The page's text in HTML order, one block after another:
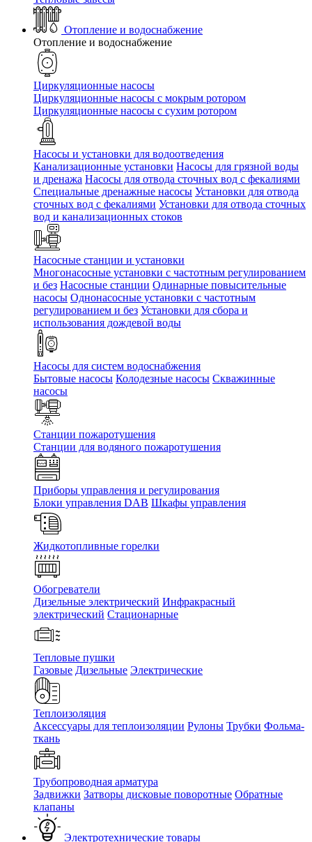
Отопление и водоснабжение
Отопление и водоснабжение
Циркуляционные насосы
Циркуляционные насосы с мокрым ротором
Циркуляционные насосы с сухим ротором
Насосы и установки для водоотведения
Канализационные установки Насосы для грязной воды
и дренажа Насосы для отвода сточных вод c фекалиями
Специальные дренажные насосы Установки для отвода
сточных вод c фекалиями Установки для отвода сточных
вод и канализационных стоков
Насосные станции и установки
Многонасосные установки с частотным регулированием
и без Насосные станции Одинарные повысительные
насосы Однонасосные установки с частотным
регулированием и без Установки для сбора и
использования дождевой воды
Насосы для систем водоснабжения
Бытовые насосы Колодезные насосы Скважинные
насосы
Станции пожаротушения
Станции для водяного пожаротушения
Приборы управления и регулирования
Блоки управления DAB Шкафы управления
Жидкотопливные горелки
Обогреватели
Дизельные электрический Инфракрасный
электрический Стационарные
Тепловые пушки
Газовые Дизельные Электрические
Теплоизоляция
Аксессуары для теплоизоляции Рулоны Трубки Фольма-
ткань
Трубопроводная арматура
Задвижки Затворы дисковые поворотные Обратные
клапаны
Электротехнические товары